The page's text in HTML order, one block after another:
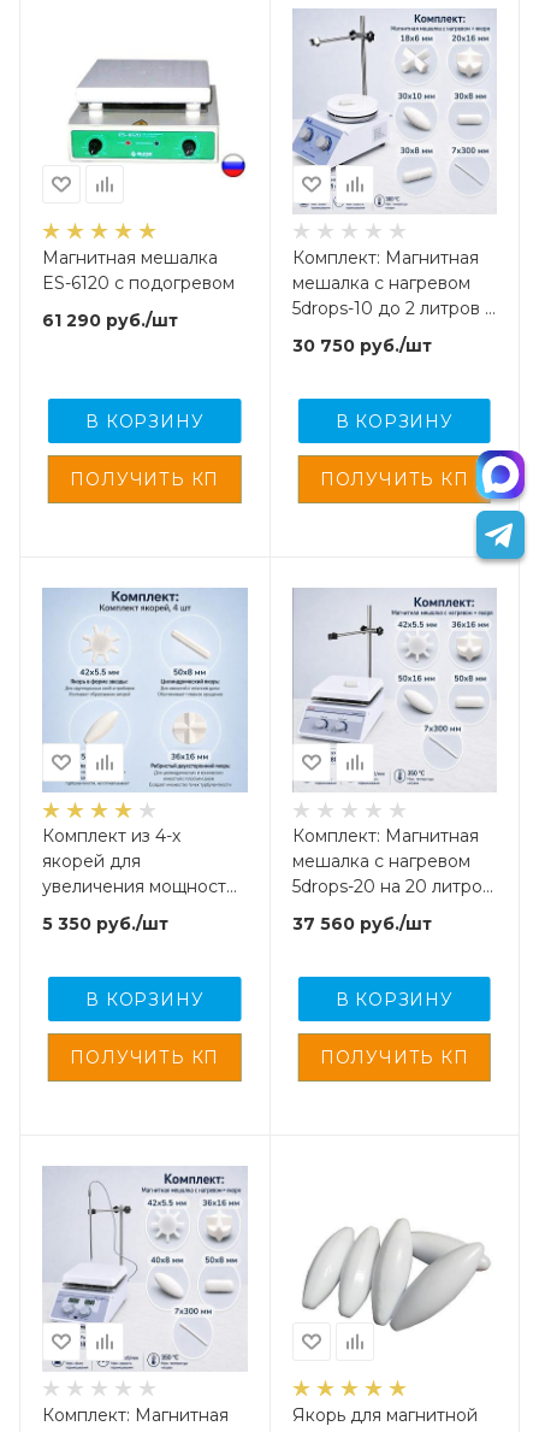
Магнитная мешалка
ES-6120 с подогревом
61 290 руб./шт
В КОРЗИНУ
Комплект: Магнитная
мешалка с нагревом
5drops-10 до 2 литров +
30 750руб./шт
В КОРЗИНУ
Комплект из 4-х
якорей для
увеличения мощности
магнитных мешалок на
20 литров "Maximum
5 350 руб./шт
В КОРЗИНУ
Комплект: Магнитная
мешалка с нагревом
5drops-20 на 20 литров
37 560руб./шт
В КОРЗИНУ
Комплект: Магнитная
Якорь для магнитной